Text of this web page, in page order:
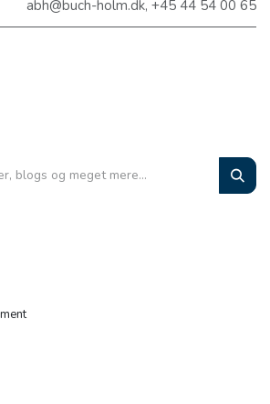
abh@buch-holm.dk, +45 44 54 00 65